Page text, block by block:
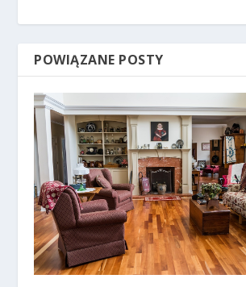
POWIĄZANE POSTY